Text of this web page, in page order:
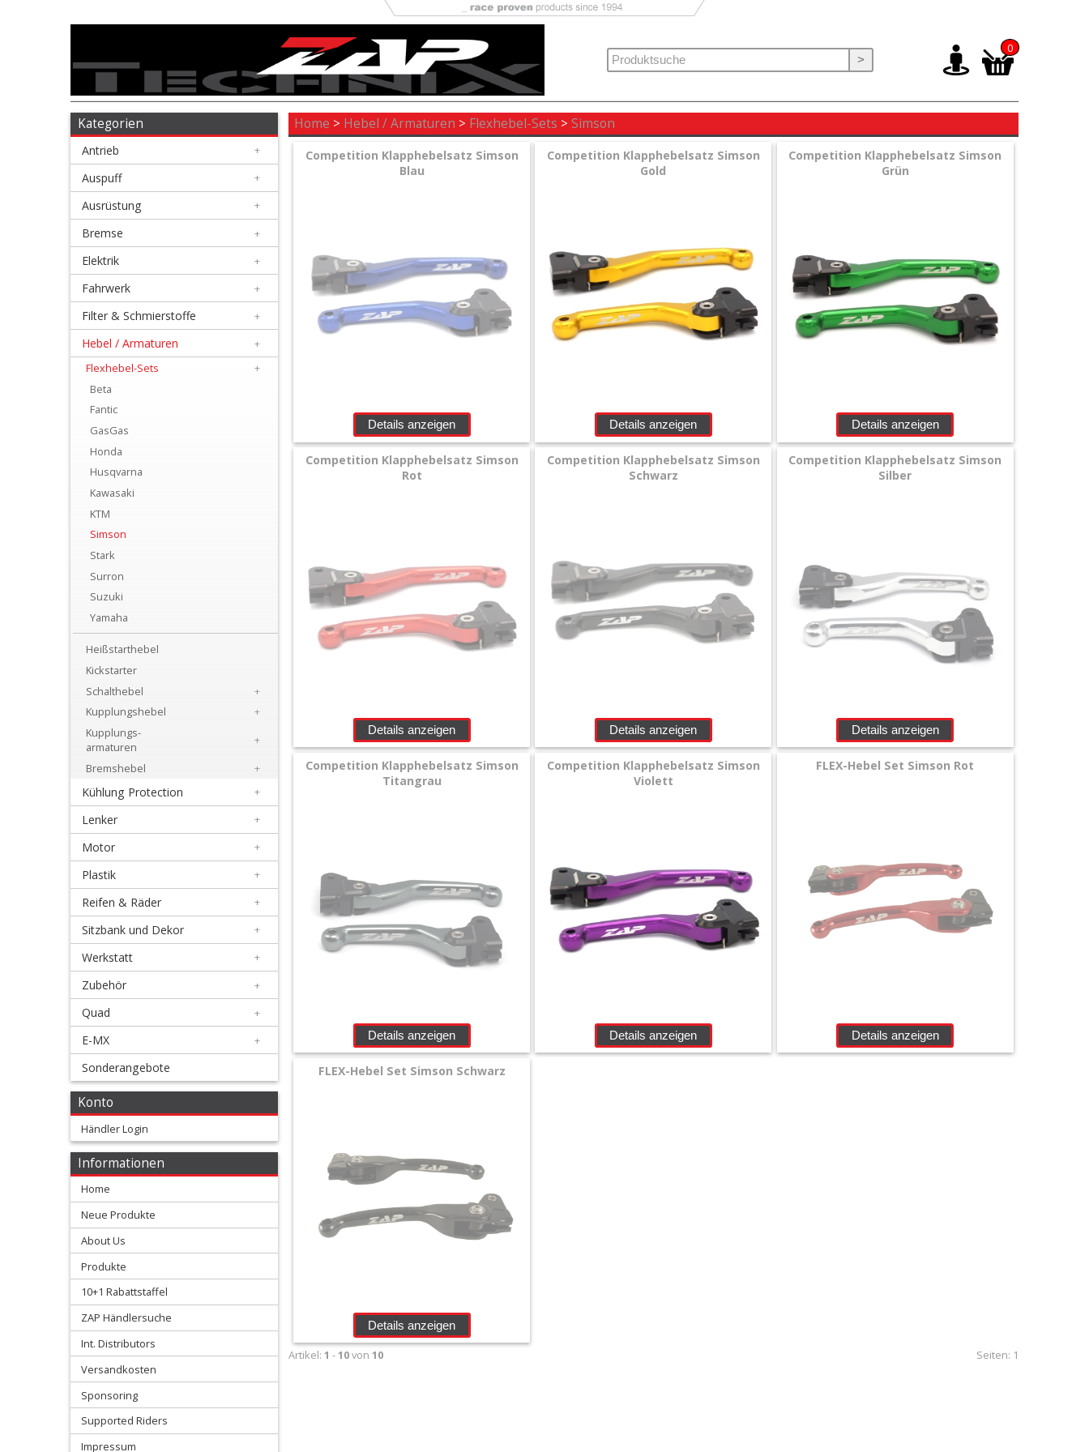
Antrieb
Auspuff
Ausrüstung
Bremse
Elektrik
Fahrwerk
Schmierstoffe
Armaturen
Flexhebel-
GasGas
Honda
Husqvarna
Kawasaki
Simson
Stark
Surron
Suzuki
Yamaha
Heißstarthebel
Kickstarter
Schalthebel
Kupplungshebel
Kupplungs-
armaturen
>
0
Kategorien
Antrieb +
Auspuff +
Ausrüstung +
Bremse +
Elektrik +
Fahrwerk +
Filter & Schmierstoffe +
Hebel / Armaturen
+
Flexhebel-Sets
+
Beta
Fantic
GasGas
Honda
Husqvarna
Kawasaki
KTM
Simson
Stark
Surron
Suzuki
Yamaha
Heißstarthebel
Kickstarter
Schalthebel
+
Kupplungshebel
+
Kupplungs-
armaturen
+
Bremshebel
+
Kühlung Protection +
Lenker +
Motor +
Plastik +
Reifen & Räder +
Sitzbank und Dekor +
Werkstatt +
Zubehör +
Quad +
E-MX +
Sonderangebote
Konto
Händler Login
Informationen
Home
Neue Produkte
About Us
Produkte
10+1 Rabattstaffel
ZAP Händlersuche
Int. Distributors
Versandkosten
Sponsoring
Supported Riders
Impressum
Home > Hebel / Armaturen > Flexhebel-Sets > Simson
Competition Klapphebelsatz Simson
Blau
Details anzeigen
Competition Klapphebelsatz Simson
Gold
Details anzeigen
Competition Klapphebelsatz Simson
Grün
Details anzeigen
Competition Klapphebelsatz Simson
Rot
Details anzeigen
Competition Klapphebelsatz Simson
Schwarz
Details anzeigen
Competition Klapphebelsatz Simson
Silber
Details anzeigen
Competition Klapphebelsatz Simson
Titangrau
Details anzeigen
Competition Klapphebelsatz Simson
Violett
Details anzeigen
FLEX-Hebel Set Simson Rot
Details anzeigen
FLEX-Hebel Set Simson Schwarz
Details anzeigen
Artikel: 1 -10von 10 Seiten: 1